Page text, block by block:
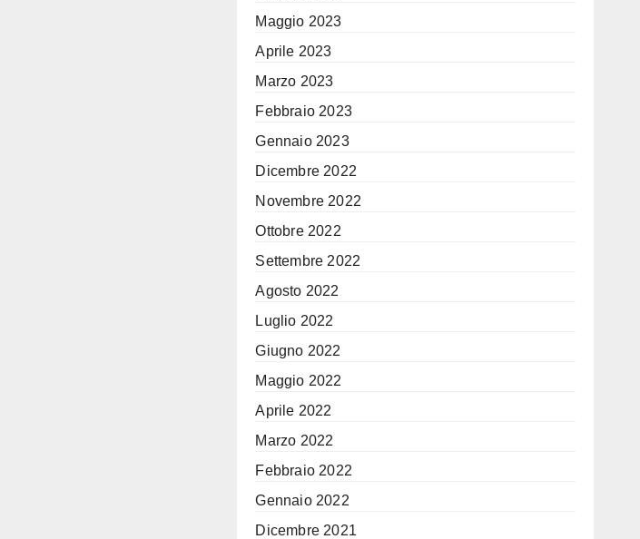
Maggio 2023
Aprile 2023
Marzo 2023
Febbraio 2023
Gennaio 2023
Dicembre 2022
Novembre 2022
Ottobre 2022
Settembre 2022
Agosto 2022
Luglio 2022
Giugno 2022
Maggio 2022
Aprile 2022
Marzo 2022
Febbraio 2022
Gennaio 2022
Dicembre 2021